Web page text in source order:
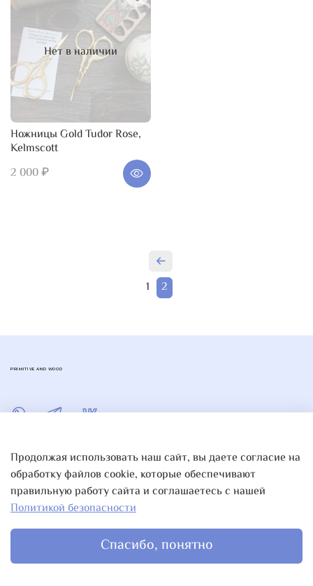
Нет в наличии
Ножницы Gold Tudor Rose,
Kelmscott
2 000 ₽
1 2
PRIMITIVE AND WOOD
Продолжая использовать наш сайт, вы даете согласие на
обработку файлов cookie, которые обеспечивают
правильную работу сайта и соглашаетесь с нашей
Политикой безопасности
Спасибо, понятно